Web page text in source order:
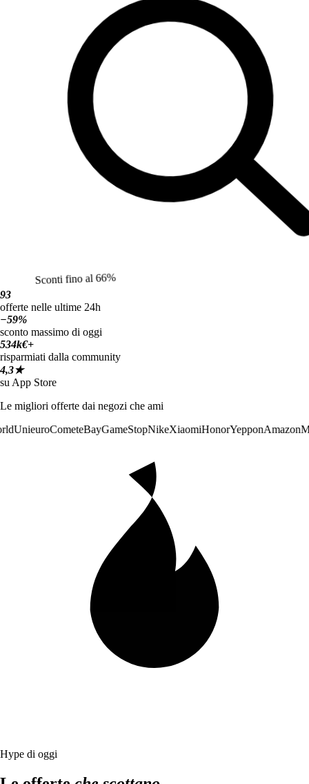
Sconti fino al 66%
93
offerte nelle ultime 24h
−59%
sconto massimo di oggi
534k€+
risparmiati dalla community
4,3★
su App Store
Le migliori offerte dai negozi che ami
UnieuroCometeBayGameStopNikeXiaomiHonorYepponAmazon
Hype di oggi